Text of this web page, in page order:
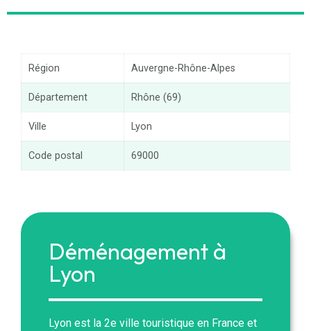
Région Auvergne-Rhône-Alpes
Département Rhône (69)
Ville Lyon
Code postal 69000
Déménagement à
Lyon
Lyon est la 2e ville touristique en France et